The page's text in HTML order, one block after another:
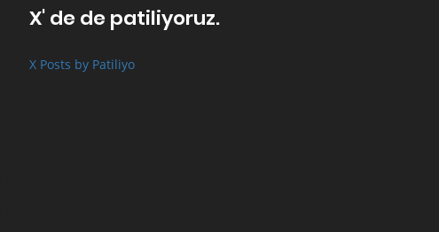
X' de de patiliyoruz.
X Posts by Patiliyo